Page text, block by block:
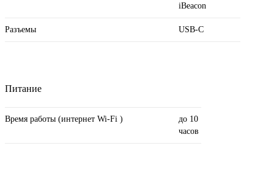
iBeacon
Разъемы USB‑C
Питание
Время работы (интернет Wi-Fi )
до 10
часов